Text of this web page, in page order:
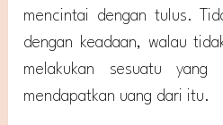
mencintai dengan tulus.
dengan keadaan, walau
melakukan sesuatu
mendapatkan uang dari itu.